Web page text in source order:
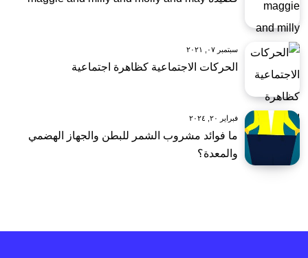
سبتمبر ٠٧, ٢٠٢١
الحركات الاجتماعية كظاهرة اجتماعية
فبراير ٢٠, ٢٠٢٤
ما فوائد مشروب الشمر للبطن والجهاز الهضمي
والمعدة؟